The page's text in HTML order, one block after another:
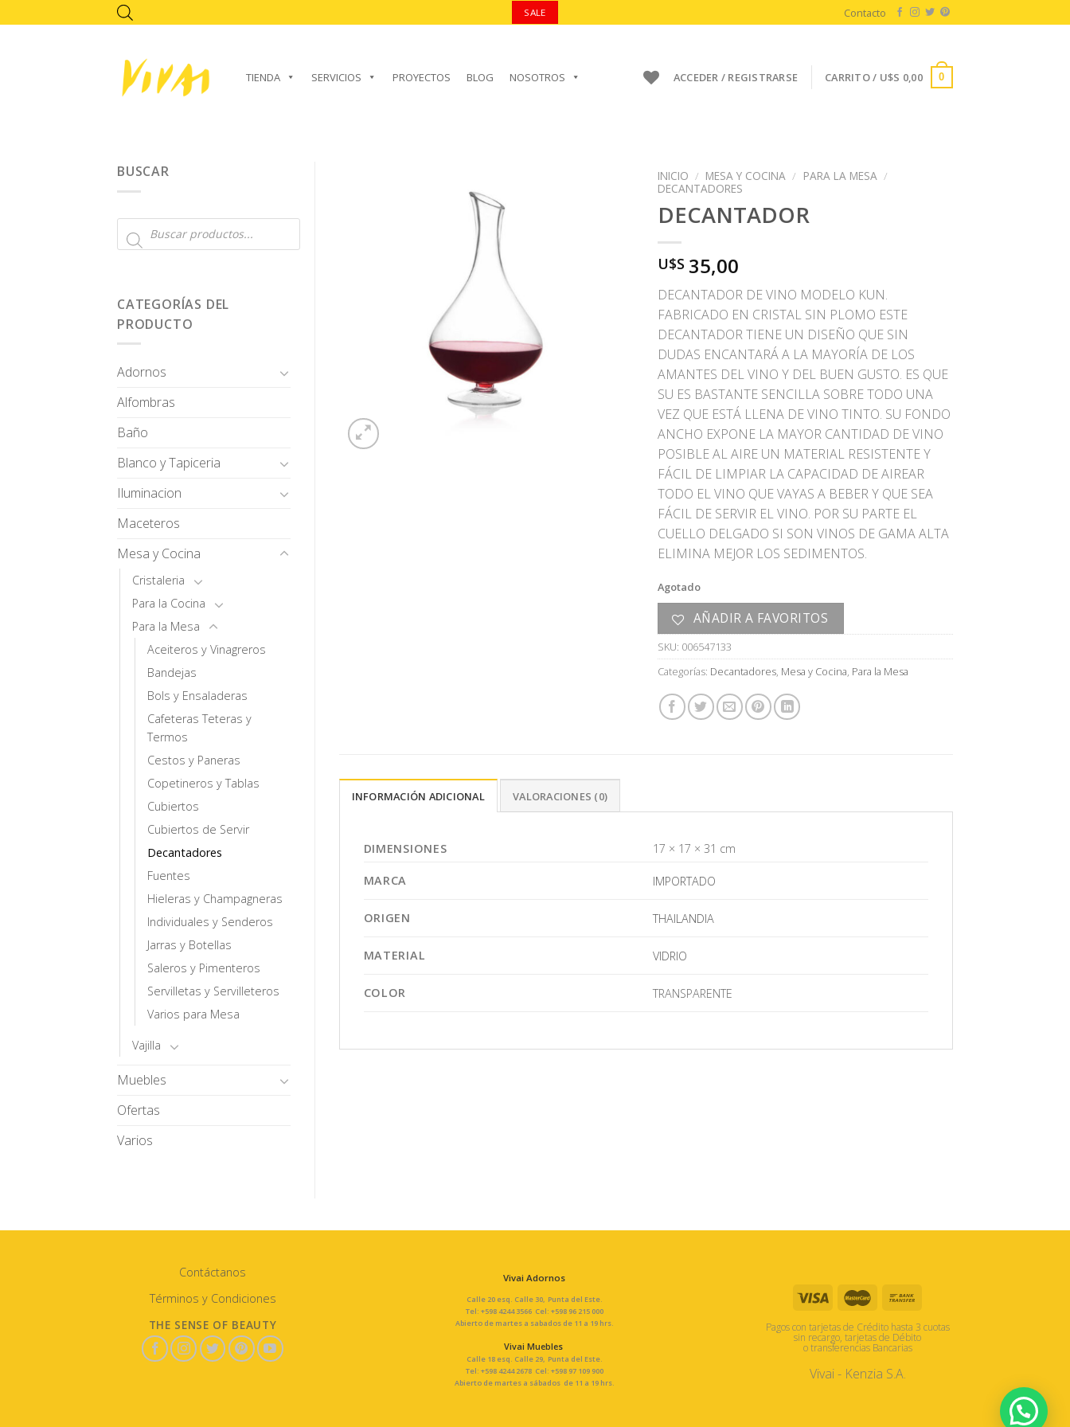
to
SALE Contacto
TIENDA SERVICIOS PROYECTOS BLOG NOSOTROS ACCEDER / REGISTRARSE CARRITO / U$S 0,00 0
BUSCAR
Búsqueda
de
CATEGORÍAS DEL
PRODUCTO
Adornos
Alfombras
Baño
Blanco y Tapiceria
Iluminacion
Maceteros
Mesa y Cocina
Cristaleria
Para la Cocina
Para la Mesa
Aceiteros y Vinagreros
Bandejas
Bols y Ensaladeras
Cafeteras Teteras y
Termos
Cestos y Paneras
Copetineros y Tablas
Cubiertos
Cubiertos de Servir
Decantadores
Fuentes
Hieleras y Champagneras
Individuales y Senderos
Jarras y Botellas
Saleros y Pimenteros
Servilletas y Servilleteros
Varios para Mesa
Vajilla
Muebles
Ofertas
Varios
INICIO / MESA Y COCINA / PARA LA MESA /
DECANTADORES
DECANTADOR
U$S 35,00
DECANTADOR DE VINO MODELO KUN.
FABRICADO EN CRISTAL SIN PLOMO ESTE
DECANTADOR TIENE UN DISEÑO QUE SIN
DUDAS ENCANTARÁ A LA MAYORÍA DE LOS
AMANTES DEL VINO Y DEL BUEN GUSTO. ES QUE
SU ES BASTANTE SENCILLA SOBRE TODO UNA
VEZ QUE ESTÁ LLENA DE VINO TINTO. SU FONDO
ANCHO EXPONE LA MAYOR CANTIDAD DE VINO
POSIBLE AL AIRE UN MATERIAL RESISTENTE Y
FÁCIL DE LIMPIAR LA CAPACIDAD DE AIREAR
TODO EL VINO QUE VAYAS A BEBER Y QUE SEA
FÁCIL DE SERVIR EL VINO. POR SU PARTE EL
CUELLO DELGADO SI SON VINOS DE GAMA ALTA
ELIMINA MEJOR LOS SEDIMENTOS.
Agotado
AÑADIR A FAVORITOS
SKU: 006547133
Categorías: Decantadores, Mesa y Cocina, Para la Mesa
INFORMACIÓN ADICIONAL VALORACIONES (0)
DIMENSIONES 17 × 17 × 31 cm
MARCA IMPORTADO
ORIGEN THAILANDIA
MATERIAL VIDRIO
COLOR TRANSPARENTE
Contáctanos
Términos y Condiciones
THE SENSE OF BEAUTY
Vivai Adornos
Calle 20 esq. Calle 30, Punta del Este.
Tel: +598 4244 3566 Cel: +598 96 215 000
Abierto de martes a sabados de 11 a 19 hrs.
Vivai Muebles
Calle 18 esq. Calle 29, Punta del Este.
Tel: +598 4244 2678 Cel: +598 97 109 900
Abierto de martes a sábados de 11 a 19 hrs.
Pagos con tarjetas de Crédito hasta 3 cuotas
sin recargo, tarjetas de Débito
o transferencias Bancarias
Vivai - Kenzia S.A.